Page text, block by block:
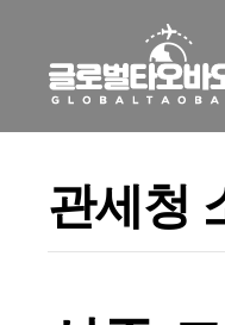
하위분류
관세청